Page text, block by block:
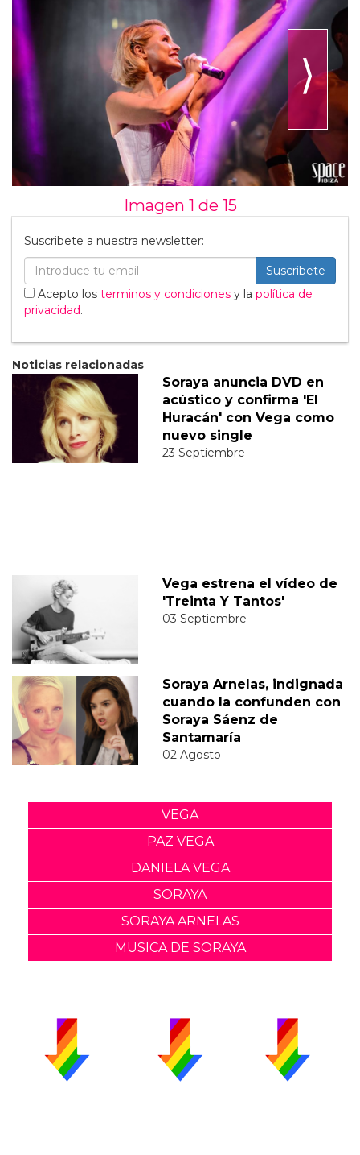
⟩
Imagen 1 de 15
Suscribete a nuestra newsletter:
Suscribete
Acepto los terminos y condiciones y la política de
privacidad.
Noticias relacionadas
Soraya anuncia DVD en
acústico y confirma 'El
Huracán' con Vega como
nuevo single
23 Septiembre
Vega estrena el vídeo de
'Treinta Y Tantos'
03 Septiembre
Soraya Arnelas, indignada
cuando la confunden con
Soraya Sáenz de
Santamaría
02 Agosto
VEGA
PAZ VEGA
DANIELA VEGA
SORAYA
SORAYA ARNELAS
MUSICA DE SORAYA